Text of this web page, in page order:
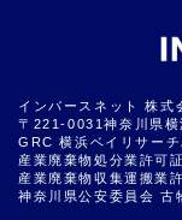
インバースネット 株式
〒221-0031神奈川県
GRC 横浜ベイリサー
産業廃棄物処分業許可
産業廃棄物収集運搬業
神奈川県公安委員会